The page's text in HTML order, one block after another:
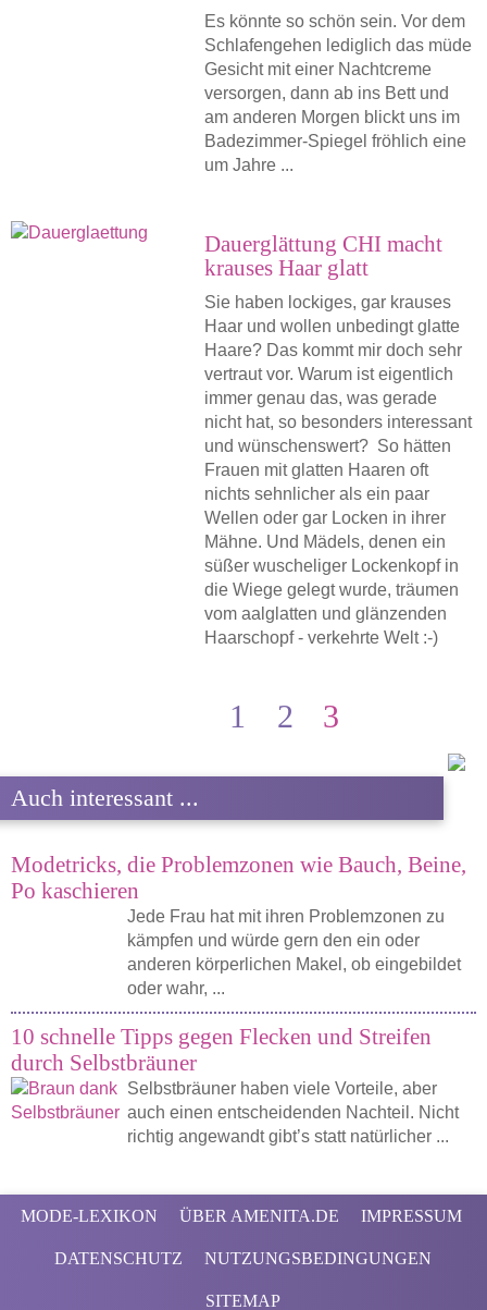
Es könnte so schön sein. Vor dem
Schlafengehen lediglich das müde
Gesicht mit einer Nachtcreme
versorgen, dann ab ins Bett und
am anderen Morgen blickt uns im
Badezimmer-Spiegel fröhlich eine
um Jahre ...
Dauerglättung CHI macht
krauses Haar glatt
Sie haben lockiges, gar krauses
Haar und wollen unbedingt glatte
Haare? Das kommt mir doch sehr
vertraut vor. Warum ist eigentlich
immer genau das, was gerade
nicht hat, so besonders interessant
und wünschenswert? So hätten
Frauen mit glatten Haaren oft
nichts sehnlicher als ein paar
Wellen oder gar Locken in ihrer
Mähne. Und Mädels, denen ein
süßer wuscheliger Lockenkopf in
die Wiege gelegt wurde, träumen
vom aalglatten und glänzenden
Haarschopf - verkehrte Welt :-)
1 2 3
Auch interessant ...
Modetricks, die Problemzonen wie Bauch, Beine,
Po kaschieren
Jede Frau hat mit ihren Problemzonen zu
kämpfen und würde gern den ein oder
anderen körperlichen Makel, ob eingebildet
oder wahr, ...
10 schnelle Tipps gegen Flecken und Streifen
durch Selbstbräuner
Selbstbräuner haben viele Vorteile, aber
auch einen entscheidenden Nachteil. Nicht
richtig angewandt gibt’s statt natürlicher ...
MODE-LEXIKON ÜBER AMENITA.DE IMPRESSUM
DATENSCHUTZ NUTZUNGSBEDINGUNGEN
SITEMAP